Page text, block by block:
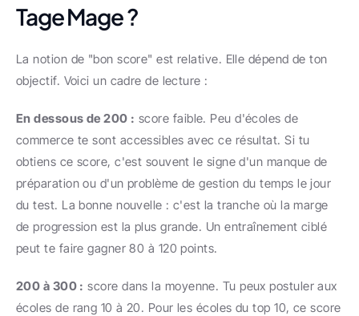
Tage Mage ?
La notion de "bon score" est relative. Elle dépend de ton
objectif. Voici un cadre de lecture :
En dessous de 200 : score faible. Peu d'écoles de
commerce te sont accessibles avec ce résultat. Si tu
obtiens ce score, c'est souvent le signe d'un manque de
préparation ou d'un problème de gestion du temps le jour
du test. La bonne nouvelle : c'est la tranche où la marge
de progression est la plus grande. Un entraînement ciblé
peut te faire gagner 80 à 120 points.
200 à 300 : score dans la moyenne. Tu peux postuler aux
écoles de rang 10 à 20. Pour les écoles du top 10, ce score